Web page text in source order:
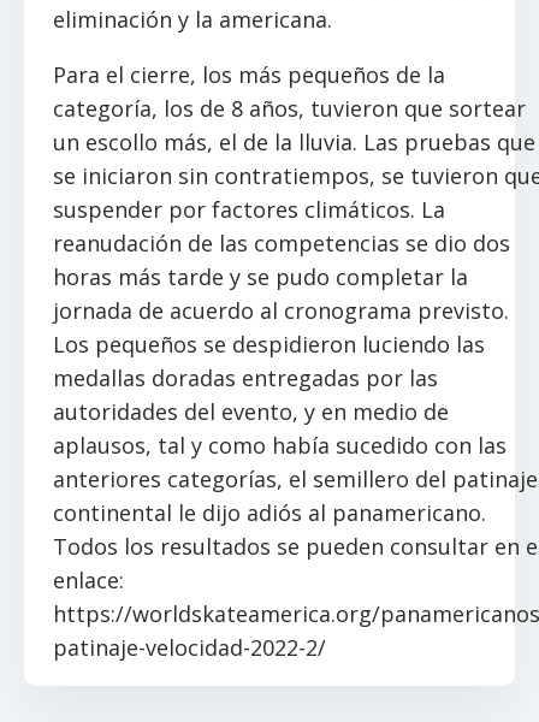
eliminación y la americana.
Para el cierre, los más pequeños de la
categoría, los de 8 años, tuvieron que sortear
un escollo más, el de la lluvia. Las pruebas que
se iniciaron sin contratiempos, se tuvieron
suspender por factores climáticos. La
reanudación de las competencias se dio dos
horas más tarde y se pudo completar la
jornada de acuerdo al cronograma previsto.
Los pequeños se despidieron luciendo las
medallas doradas entregadas por las
autoridades del evento, y en medio de
aplausos, tal y como había sucedido con las
anteriores categorías, el semillero del patinaje
continental le dijo adiós al panamericano.
Todos los resultados se pueden consultar en
enlace:
https://worldskateamerica.org/
patinaje-velocidad-2022-2/